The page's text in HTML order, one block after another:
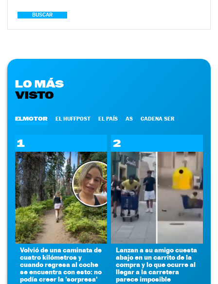
BUSCAR
LO MÁS
VISTO
ELMOTOR EL HUFFPOST EL PAÍS AS CADENA SER
1
Volvió de una caminata de
cuatro kilómetros y
cuando regresa al coche
se encuentra con esto: no
podía creer la 'sorpresa'
2
Lanzan a su amigo cuesta
abajo en un carrito de la
compra y lo que ocurre al
llegar a la carretera
parece imposible